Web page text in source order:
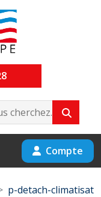
Compte
p-detach-climatisat